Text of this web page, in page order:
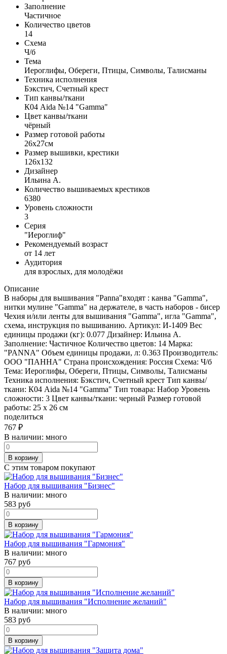
Заполнение
Частичное
Количество цветов
14
Схема
Ч/б
Тема
Иероглифы, Обереги, Птицы, Символы, Талисманы
Техника исполнения
Бэкстич, Счетный крест
Тип канвы/ткани
К04 Aida №14 "Gamma"
Цвет канвы/ткани
чёрный
Размер готовой работы
26x27см
Размер вышивки, крестики
126x132
Дизайнер
Ильина А.
Количество вышиваемых крестиков
6380
Уровень сложности
3
Серия
"Иероглиф"
Рекомендуемый возраст
от 14 лет
Аудитория
для взрослых, для молодёжи
Описание
В наборы для вышивания "Panna"входят : канва "Gamma",
нитки мулине "Gamma" на держателе, в часть наборов - бисер
Чехия и/или ленты для вышивания "Gamma", игла "Gamma",
схема, инструкция по вышиванию. Артикул: И-1409 Вес
единицы продажи (кг): 0.077 Дизайнер: Ильина А.
Заполнение: Частичное Количество цветов: 14 Марка:
"PANNA" Объем единицы продажи, л: 0.363 Производитель:
ООО "ПАННА" Страна происхождения: Россия Схема: Ч/б
Тема: Иероглифы, Обереги, Птицы, Символы, Талисманы
Техника исполнения: Бэкстич, Счетный крест Тип канвы/
ткани: К04 Aida №14 "Gamma" Тип товара: Набор Уровень
сложности: 3 Цвет канвы/ткани: черный Размер готовой
работы: 25 x 26 см
поделиться
767 ₽
В наличии: много
В корзину
С этим товаром покупают
Набор для вышивания "Бизнес"
В наличии: много
583 руб
В корзину
Набор для вышивания "Гармония"
В наличии: много
767 руб
В корзину
Набор для вышивания "Исполнение желаний"
В наличии: много
583 руб
В корзину